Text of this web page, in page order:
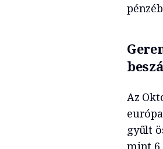
Az
gyűlt
mint 6